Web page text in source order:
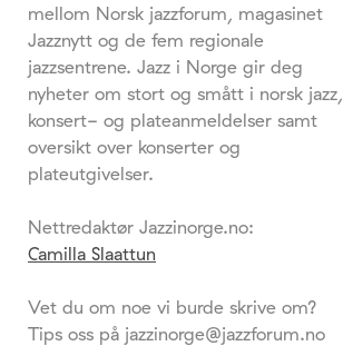
mellom Norsk jazzforum, magasinet
Jazznytt og de fem regionale
jazzsentrene. Jazz i Norge gir deg
nyheter om stort og smått i norsk jazz,
konsert- og plateanmeldelser samt
oversikt over konserter og
plateutgivelser.
Nettredaktør Jazzinorge.no:
Camilla Slaattun
Vet du om noe vi burde skrive om?
Tips oss på jazzinorge@jazzforum.no